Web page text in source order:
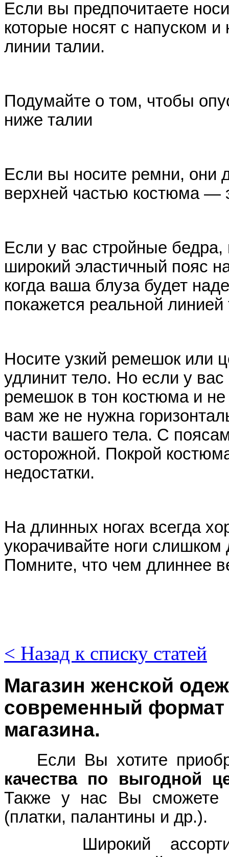
Если вы предпочитаете
которые носят с напуском
линии талии.
Подумайте о том, чтобы
ниже талии
Если вы носите ремни, они
верхней частью костюма —
Если у вас стройные
широкий эластичный пояс
когда ваша блуза будет
покажется реальной линией
Носите узкий ремешок или
удлинит тело. Но если у
ремешок в тон костюма и
вам же не нужна
части вашего тела. С
осторожной. Покрой
недостатки.
На длинных ногах всегда
укорачивайте ноги
Помните, что чем длиннее
< Назад к списку статей
Магазин женской
современный формат
магазина.
Если Вы хотите
качества по выгодной
Также у нас Вы сможете
(платки, палантины и др.).
Широкий